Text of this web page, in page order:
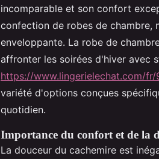
incomparable et son confort
confection de robes de chambre,
enveloppante. La robe de
affronter les soirées d'hiver avec
https://www.lingerielechat.com/
variété d'options conçues
quotidien.
Importance du confort et de la
La douceur du cachemire est